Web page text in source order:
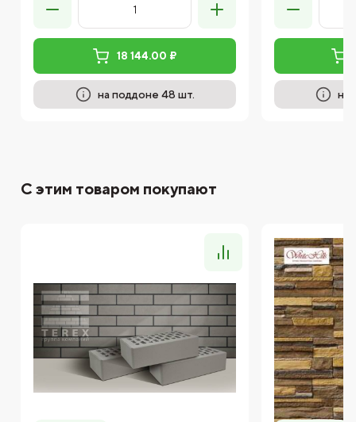
18 144.00 ₽
на поддоне 48 шт. на
С этим товаром покупают